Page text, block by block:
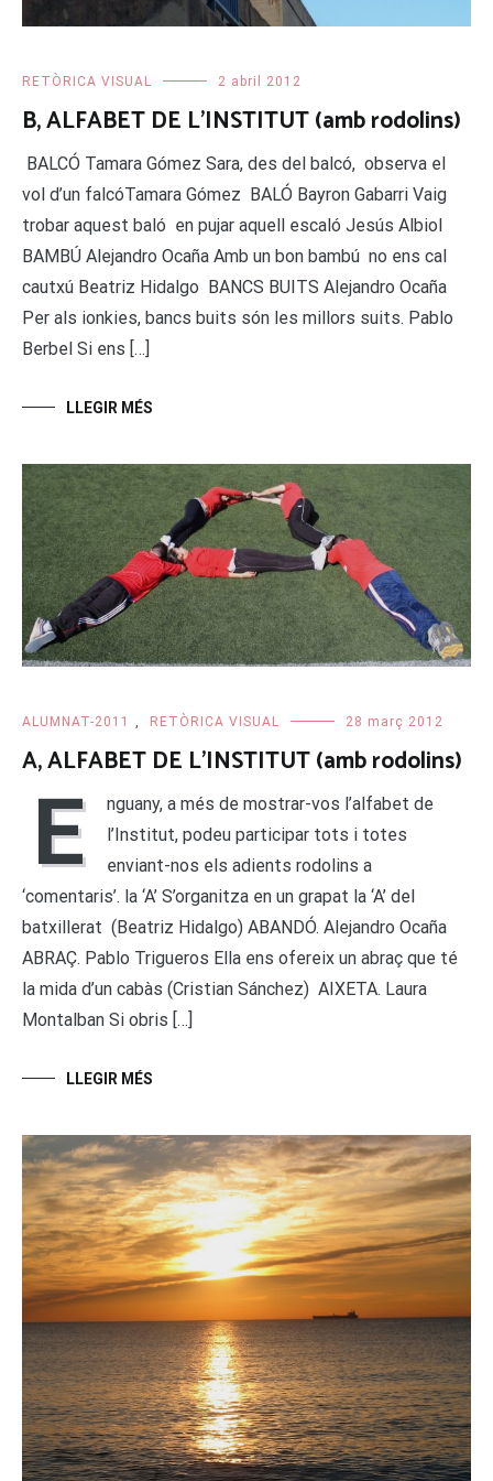
RETÒRICA VISUAL 2 abril 2012
B, ALFABET DE L’INSTITUT (amb rodolins)
BALCÓ Tamara Gómez Sara, des del balcó, observa el
vol d’un falcóTamara Gómez BALÓ Bayron Gabarri Vaig
trobar aquest baló en pujar aquell escaló Jesús Albiol
BAMBÚ Alejandro Ocaña Amb un bon bambú no ens cal
cautxú Beatriz Hidalgo BANCS BUITS Alejandro Ocaña
Per als ionkies, bancs buits són les millors suits. Pablo
Berbel Si ens […]
LLEGIR MÉS
ALUMNAT-2011 RETÒRICA VISUAL 28 març 2012
A, ALFABET DE L’INSTITUT (amb rodolins)
E
nguany, a més de mostrar-vos l’alfabet de
l’Institut, podeu participar tots i totes
enviant-nos els adients rodolins a
‘comentaris’. la ‘A’ S’organitza en un grapat la ‘A’ del
batxillerat (Beatriz Hidalgo) ABANDÓ. Alejandro Ocaña
ABRAÇ. Pablo Trigueros Ella ens ofereix un abraç que té
la mida d’un cabàs (Cristian Sánchez) AIXETA. Laura
Montalban Si obris […]
LLEGIR MÉS